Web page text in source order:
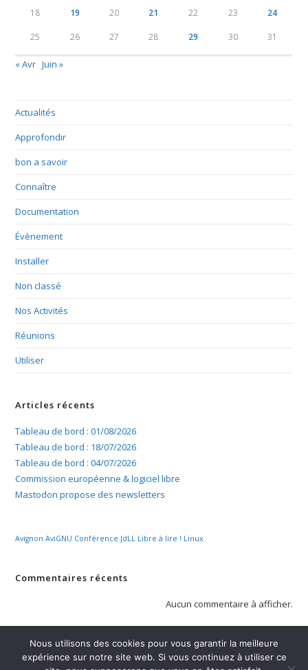
18 19 20 21 22 23 24
25 26 27 28 29 30 31
« Avr Juin »
Actualités
Approfondir
bon a savoir
Connaître
Documentation
Évènement
Installer
Non classé
Nos Activités
Réunions
Utiliser
Articles récents
Tableau de bord : 01/08/2026
Tableau de bord : 18/07/2026
Tableau de bord : 04/07/2026
Commission européenne & logiciel libre
Mastodon propose des newsletters
Avignon AviGNU Conférence JdLL Libre à lire ! Linux
Commentaires récents
Aucun commentaire à afficher.
Nous utilisons des cookies pour vous garantir la meilleure
expérience sur notre site web. Si vous continuez à utiliser ce